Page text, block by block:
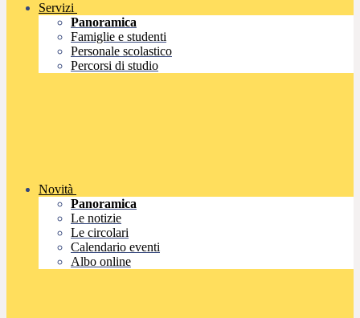
Servizi
Panoramica
Famiglie e studenti
Personale scolastico
Percorsi di studio
Novità
Panoramica
Le notizie
Le circolari
Calendario eventi
Albo online